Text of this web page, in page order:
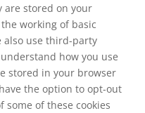
are stored on your
working of basic
also use third-party
how you use
stored in your browser
the option to opt-out
some of these cookies